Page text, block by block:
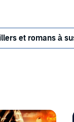
and she
of
team of expert
to find the
et romans à